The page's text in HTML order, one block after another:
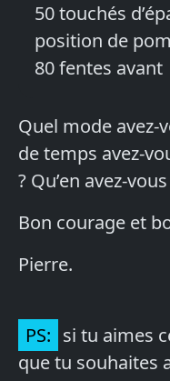
50 touchés
position de
80 fentes avant
Quel mode avez-
de temps avez-
? Qu’en avez-
Bon courage et
Pierre.
PS: si tu aimes
que tu souhaites